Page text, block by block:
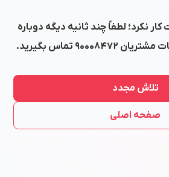
نکرد؛ لطفاً چند ثانیه دیگه دوباره
مشتریان ۹۰۰۰۸۴۷۲ تماس بگیرید.
تلاش مجدد
صفحه اصلی